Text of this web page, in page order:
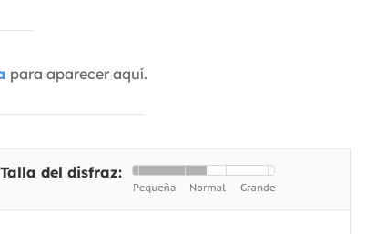
para aparecer aquí.
Talla del disfraz: